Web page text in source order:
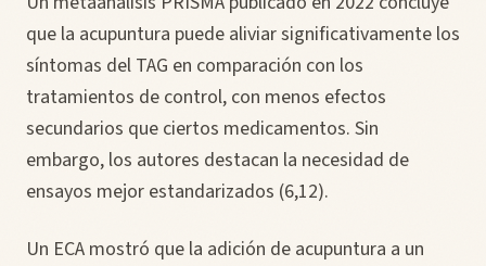
que la acupuntura puede aliviar significativamente los
síntomas del TAG en comparación con los
tratamientos de control, con menos efectos
secundarios que ciertos medicamentos. Sin
embargo, los autores destacan la necesidad de
ensayos mejor estandarizados (6,12).
Un ECA mostró que la adición de acupuntura a un